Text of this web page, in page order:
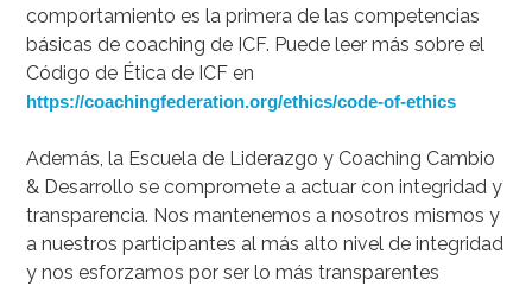
comportamiento es la primera de las competencias
básicas de coaching de ICF. Puede leer más sobre el
Código de Ética de ICF en
https://coachingfederation.org/ethics/code-of-ethics
Además, la Escuela de Liderazgo y Coaching Cambio
& Desarrollo se compromete a actuar con integridad y
transparencia. Nos mantenemos a nosotros mismos y
a nuestros participantes al más alto nivel de integridad
y nos esforzamos por ser lo más transparentes